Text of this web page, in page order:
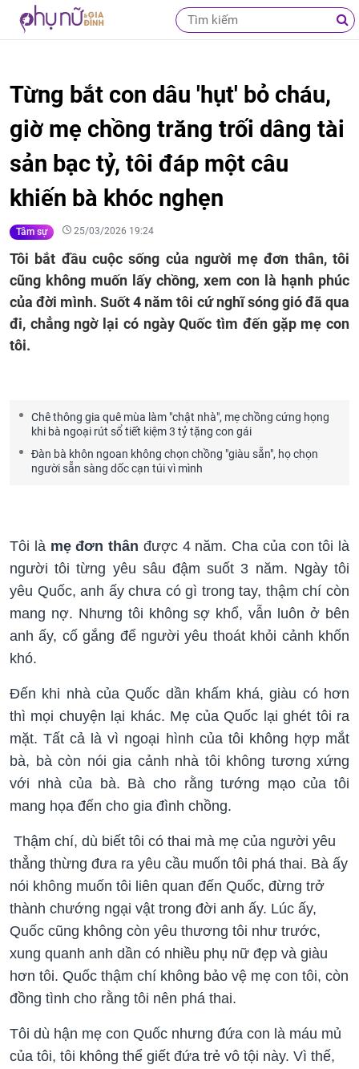
Từng bắt con dâu 'hụt' bỏ cháu,
giờ mẹ chồng trăng trối dâng tài
sản bạc tỷ, tôi đáp một câu
khiến bà khóc nghẹn
Tâm sự 25/03/2026 19:24
Tôi bắt đầu cuộc sống của người mẹ đơn thân, tôi
cũng không muốn lấy chồng, xem con là hạnh phúc
của đời mình. Suốt 4 năm tôi cứ nghĩ sóng gió đã qua
đi, chẳng ngờ lại có ngày Quốc tìm đến gặp mẹ con
tôi.
Chê thông gia quê mùa làm "chật nhà", mẹ chồng cứng họng
khi bà ngoại rút sổ tiết kiệm 3 tỷ tặng con gái
Đàn bà khôn ngoan không chọn chồng "giàu sẵn", họ chọn
người sẵn sàng dốc cạn túi vì mình
Tôi là mẹ đơn thân được 4 năm. Cha của con tôi là
người tôi từng yêu sâu đậm suốt 3 năm. Ngày tôi
yêu Quốc, anh ấy chưa có gì trong tay, thậm chí còn
mang nợ. Nhưng tôi không sợ khổ, vẫn luôn ở bên
anh ấy, cố gắng để người yêu thoát khỏi cảnh khốn
khó.
Đến khi nhà của Quốc dần khấm khá, giàu có hơn
thì mọi chuyện lại khác. Mẹ của Quốc lại ghét tôi ra
mặt. Tất cả là vì ngoại hình của tôi không hợp mắt
bà, bà còn nói gia cảnh nhà tôi không tương xứng
với nhà của bà. Bà cho rằng tướng mạo của tôi
mang họa đến cho gia đình chồng.
Thậm chí, dù biết tôi có thai mà mẹ của người yêu
thẳng thừng đưa ra yêu cầu muốn tôi phá thai. Bà ấy
nói không muốn tôi liên quan đến Quốc, đừng trở
thành chướng ngại vật trong đời anh ấy. Lúc ấy,
Quốc cũng không còn yêu thương tôi như trước,
xung quanh anh dần có nhiều phụ nữ đẹp và giàu
hơn tôi. Quốc thậm chí không bảo vệ mẹ con tôi, còn
đồng tình cho rằng tôi nên phá thai.
Tôi dù hận mẹ con Quốc nhưng đứa con là máu mủ
của tôi, tôi không thể giết đứa trẻ vô tội này. Vì thế,